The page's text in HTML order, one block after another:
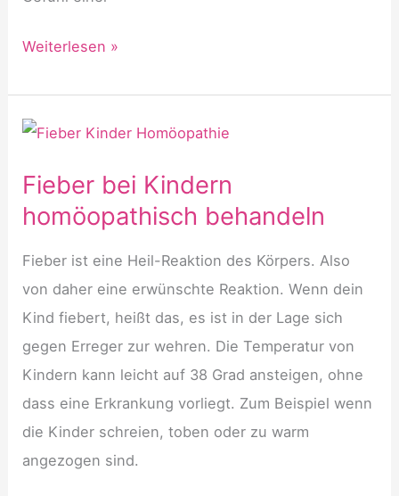
Schnupfen
homöopathisch
Weiterlesen »
Fieber bei Kindern
homöopathisch behandeln
Fieber ist eine Heil-Reaktion des Körpers. Also
von daher eine erwünschte Reaktion. Wenn dein
Kind fiebert, heißt das, es ist in der Lage sich
gegen Erreger zur wehren. Die Temperatur von
Kindern kann leicht auf 38 Grad ansteigen, ohne
dass eine Erkrankung vorliegt. Zum Beispiel wenn
die Kinder schreien, toben oder zu warm
angezogen sind.